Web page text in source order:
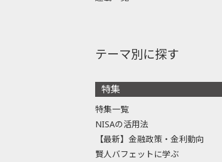
テーマ別に探す
特集
特集一覧
NISAの活用法
【最新】金融政策・金利動向
賢人バフェットに学ぶ